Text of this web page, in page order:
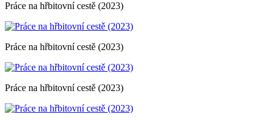
Práce na hřbitovní cestě (2023)
Práce na hřbitovní cestě (2023)
Práce na hřbitovní cestě (2023)